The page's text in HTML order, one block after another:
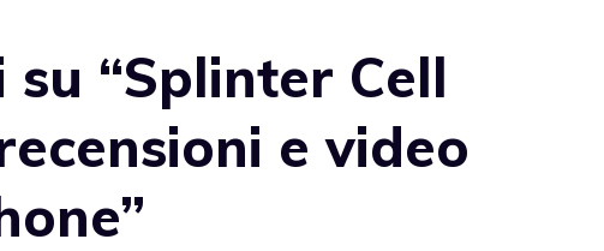
“Splinter Cell
e video